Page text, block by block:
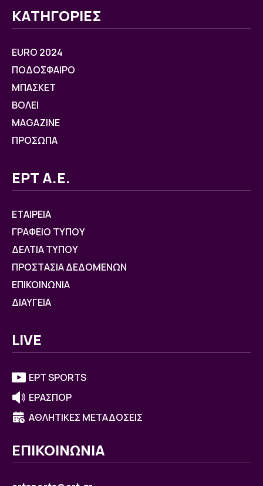
ΚΑΤΗΓΟΡΙΕΣ
EURO 2024
ΠΟΔΟΣΦΑΙΡΟ
ΜΠΑΣΚΕΤ
ΒOΛΕΙ
MAGAZINE
ΠΡΟΣΩΠΑ
ΕΡΤ Α.Ε.
ΕΤΑΙΡΕΙΑ
ΓΡΑΦΕΙΟ ΤΥΠΟΥ
ΔΕΛΤΙΑ ΤΥΠΟΥ
ΠΡΟΣΤΑΣΙΑ ΔΕΔΟΜΕΝΩΝ
ΕΠΙΚΟΙΝΩΝΙΑ
ΔΙΑΥΓΕΙΑ
LIVE
ΕΡΤ SPORTS
ΕΡΑΣΠΟΡ
ΑΘΛΗΤΙΚΕΣ ΜΕΤΑΔΟΣΕΙΣ
ΕΠΙΚΟΙΝΩΝΙΑ